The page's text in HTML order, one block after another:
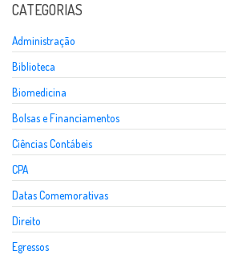
CATEGORIAS
Administração
Biblioteca
Biomedicina
Bolsas e Financiamentos
Ciências Contábeis
CPA
Datas Comemorativas
Direito
Egressos